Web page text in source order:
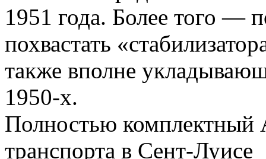
1951 года. Более того —
похвастать
также вполне
1950-х.
Полностью комплектный
транспорта в Сент-Луисе